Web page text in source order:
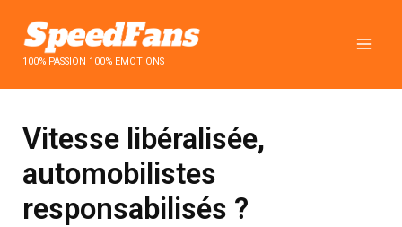
contenu100% PASSION 100% EMOTIONS
Vitesse libéralisée,
automobilistes
responsabilisés ?